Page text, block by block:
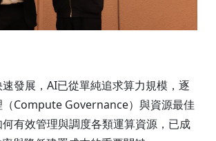
發展，AI已從單純追求算力規模，逐
（Compute Governance）與資源最佳
有效管理與調度各類運算資源，已成